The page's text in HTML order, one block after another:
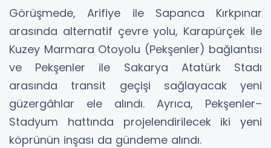
Görüşmede, Arifiye ile Sapanca Kırkpınar
arasında alternatif çevre yolu, Karapürçek ile
Kuzey Marmara Otoyolu (Pekşenler) bağlantısı
ve Pekşenler ile Sakarya Atatürk Stadı
arasında transit geçişi sağlayacak yeni
güzergâhlar ele alındı. Ayrıca, Pekşenler–
Stadyum hattında projelendirilecek iki yeni
köprünün inşası da gündeme alındı.